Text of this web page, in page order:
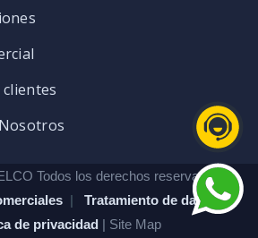
Todos los derechos reservados. |
| Tratamiento de datos
de privacidad | Site Map